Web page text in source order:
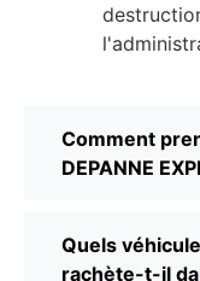
Comment
DEPANNE
Quels
rachète-t-il